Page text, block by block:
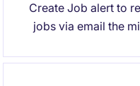
Create Job alert to
jobs via email the